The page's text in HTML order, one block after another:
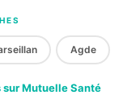
Agde
Mutuelle Santé